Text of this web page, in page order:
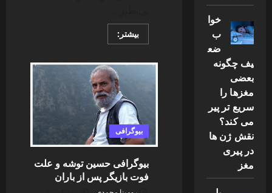
بیشتر:Read
more
رضا
قیطاسی،
قوی‌ترین
مرد
ایران
[قد،
وزن
و
اصالت]بیوگرافی
بیوگرافی حسین توشه و علت
فوت بازیگر پس از باران
خوا
ب
ضع
یف چگونه
بعضی
مغزها را
سریع تر پیر
می کند؟
نقش ژن ها
در پیری
مغز